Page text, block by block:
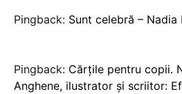
Pingback: Sunt celebră –
Pingback: Cărțile pentru copii.
Anghene, ilustrator și scriitor: